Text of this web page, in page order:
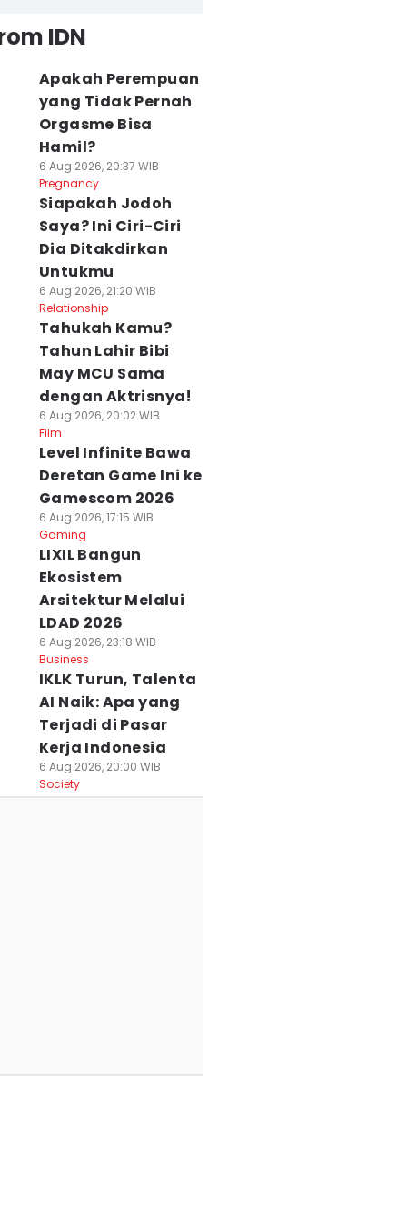
IDN
Apakah Perempuan
yang Tidak Pernah
Orgasme Bisa
Hamil?
6 Aug 2026, 20:37 WIB
Pregnancy
Siapakah Jodoh
Saya? Ini Ciri-Ciri
Dia Ditakdirkan
Untukmu
6 Aug 2026, 21:20 WIB
Relationship
Tahukah Kamu?
Tahun Lahir Bibi
May MCU Sama
dengan Aktrisnya!
6 Aug 2026, 20:02 WIB
Film
Level Infinite Bawa
Deretan Game Ini ke
Gamescom 2026
6 Aug 2026, 17:15 WIB
Gaming
LIXIL Bangun
Ekosistem
Arsitektur Melalui
LDAD 2026
6 Aug 2026, 23:18 WIB
Business
IKLK Turun, Talenta
AI Naik: Apa yang
Terjadi di Pasar
Kerja Indonesia
6 Aug 2026, 20:00 WIB
Society